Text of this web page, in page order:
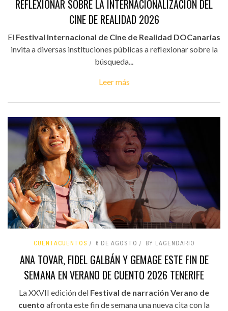
REFLEXIONAR SOBRE LA INTERNACIONALIZACIÓN DEL
CINE DE REALIDAD 2026
El Festival Internacional de Cine de Realidad DOCanarias
invita a diversas instituciones públicas a reflexionar sobre la
búsqueda...
Leer más
CUENTACUENTOS 6 DE AGOSTO BY LAGENDARIO
ANA TOVAR, FIDEL GALBÁN Y GEMAGE ESTE FIN DE
SEMANA EN VERANO DE CUENTO 2026 TENERIFE
La XXVII edición del Festival de narración Verano de
cuento afronta este fin de semana una nueva cita con la